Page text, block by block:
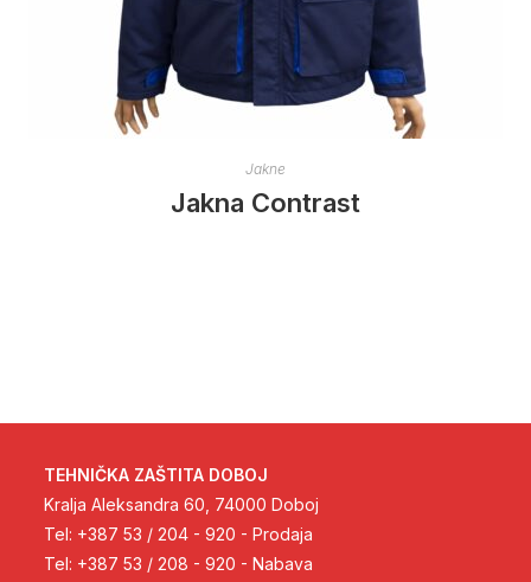
Jakne
Jakna Contrast
TEHNIČKA ZAŠTITA DOBOJ
Kralja Aleksandra 60, 74000 Doboj
Tel: +387 53 / 204 - 920 - Prodaja
Tel: +387 53 / 208 - 920 - Nabava